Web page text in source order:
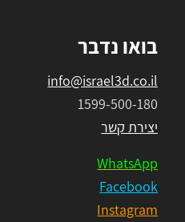
בואו נדבר
info@israel3d.co.il
1599-500-180
יצירת קשר
WhatsApp
Facebook
Instagram